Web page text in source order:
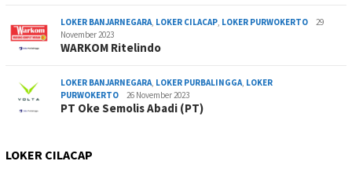
LOKER BANJARNEGARA, LOKER CILACAP, LOKER PURWOKERTO
29
November 2023
WARKOM Ritelindo
LOKER BANJARNEGARA, LOKER PURBALINGGA, LOKER
PURWOKERTO
26 November 2023
PT Oke Semolis Abadi (PT)
LOKER CILACAP